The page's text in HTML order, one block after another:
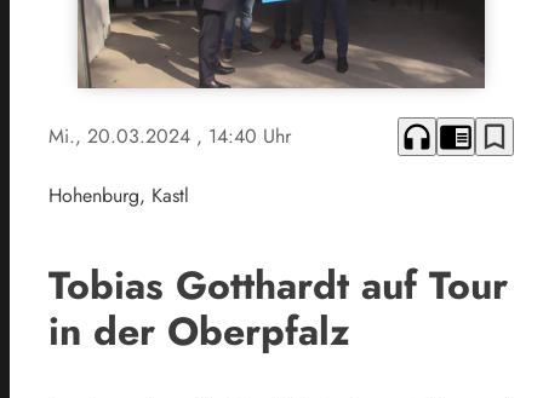
Mi., 20.03.2024 , 14:40 Uhr headphones chrome_reader_mode bookmark_border
Hohenburg, Kastl
Tobias Gotthardt auf Tour
in der Oberpfalz